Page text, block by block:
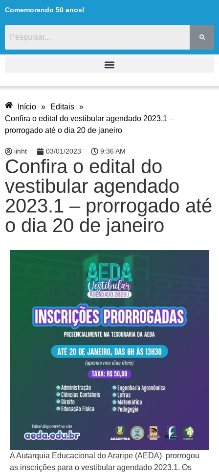
Comemorando 50 anos!
Início » Editais »
Confira o edital do vestibular agendado 2023.1 –
prorrogado até o dia 20 de janeiro
iihht 03/01/2023 9:36 AM
Confira o edital do
vestibular agendado
2023.1 – prorrogado até
o dia 20 de janeiro
A Autarquia Educacional do Araripe (AEDA) prorrogou
as inscrições para o vestibular agendado 2023.1. Os